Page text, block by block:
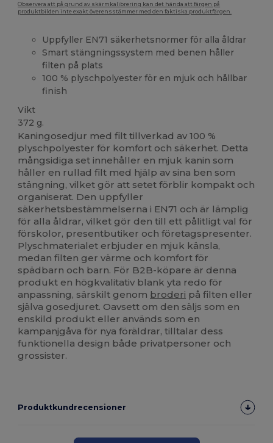
Observera att på grund av skärmkalibrering kan det hända att färgen på
produktbilden inte exakt överensstämmer med den faktiska produktfärgen.
Uppfyller EN71 säkerhetsnormer för alla åldrar
Smart stängningssystem med benen håller
filten på plats
100 % plyschpolyester för en mjuk och hållbar
finish
Vikt
372 g.
Kaningosedjur med filt tillverkad av 100 %
plyschpolyester för komfort och säkerhet. Detta
mångsidiga set innehåller en mjuk kanin som
håller en rullad filt med hjälp av sina ben som
stängning, vilket gör att setet förblir kompakt och
organiserat. Den uppfyller
säkerhetsbestämmelserna i EN71 och är lämplig
för alla åldrar, vilket gör den till ett pålitligt val för
förskolor, presentbutiker och företagspresenter.
Plyschmaterialet erbjuder en mjuk känsla,
medan filten ger värme och komfort för
spädbarn och barn. För B2B-köpare är denna
produkt en högkvalitativ blank yta redo för
anpassning, särskilt genom broderi på filten eller
själva gosedjuret. Oavsett om den säljs som en
enskild produkt eller används som en
kampanjgåva för nya föräldrar, tilltalar dess
funktionella design både privatpersoner och
grossister.
Produktkundrecensioner